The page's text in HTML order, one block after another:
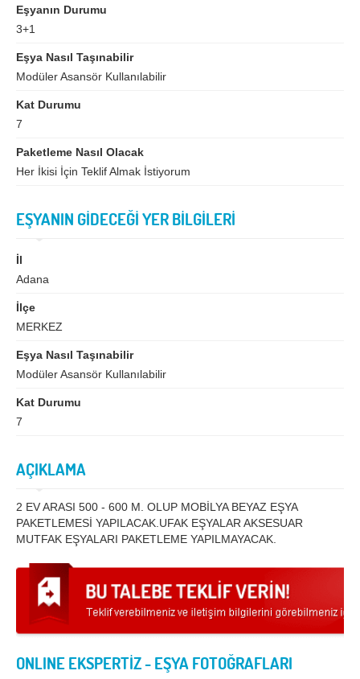
Hatay
İzmir K.Maraş
Karabük
Kayseri Kırıkkale
Kilis Kocaeli
Malatya
Mardin
Nevşehir Niğde
Ordu
Samsun
Şanlıurfa Şırnak
Trabzon Tunceli
Van
Zonguldak
Eşyanın Durumu
3+1
Eşya Nasıl Taşınabilir
Modüler Asansör Kullanılabilir
Kat Durumu
7
Paketleme Nasıl Olacak
Her İkisi İçin Teklif Almak İstiyorum
EŞYANIN GİDECEĞİ YER BİLGİLERİ
İl
Adana
İlçe
MERKEZ
Eşya Nasıl Taşınabilir
Modüler Asansör Kullanılabilir
Kat Durumu
7
AÇIKLAMA
2 EV ARASI 500 - 600 M. OLUP MOBİLYA BEYAZ EŞYA
PAKETLEMESİ YAPILACAK.UFAK EŞYALAR AKSESUAR
MUTFAK EŞYALARI PAKETLEME YAPILMAYACAK.
ONLINE EKSPERTİZ - EŞYA FOTOĞRAFLARI